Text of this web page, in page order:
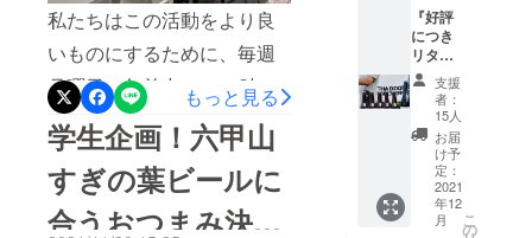
を発表します！1位 茎わか
め…6票2位 カルパス…4票3
位 チョコ・ハッピーター
ン…3票4位 蒲焼きさん太
郎…1票という結果になりま
した。投票して下さった皆
様ありがとうございまし
か教えていただきました！
そして、それらのビールを
飲みながら、どのおつまみ
が合うかをそれぞれで点数
づけして決めていきまし
た、、！今回を含めて2回の
DOOR BREWING さんのお
店までの道案内をお知らせ
いたしますのでご参考にし
てください。○六甲ライナー
のアイランドセンター駅か
らの道順になります。
私たちはこの活動をより良
いものにするために、毎週
月曜日の午前中に1～2時間
の定例会議を実施していま
す。10月18日に第1回目の
定例会議がスタートし、現
在までに合計6回の会議が行
もっと見る
学生企画！六甲山
すぎの葉ビールに
合うおつまみ決定
待し、
六甲山
すぎの
葉ビー
ル（樽
生）1杯
分のチ
ケット
と六甲
山間伐
材で
作った
庫県神
戸市東
灘区向
洋町中
5-15
マー
ケット
シーン
301A
12/19
IN THA
DOOR
『好評
につき
リター
ン追加
しまし
た！！
』 「瓶
詰ビー
（330m
l) 2本
セッ
支援
者：
15人
お届
け予
定：
2021
年12
月
こ
の